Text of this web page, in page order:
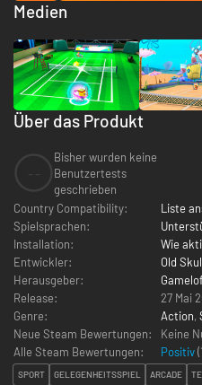
Über das Produkt
Bisher wurden keine
Benutzertests
geschrieben
Country Compatibility:
Liste
Spielsprachen:
Installation:
Wie
Entwickler:
Old
Herausgeber:
Release:
27 Mai
Genre:
Action,
Neue Steam Bewertungen:
Keine
Alle Steam Bewertungen:
Positiv(
SPORT GELEGENHEITSSPIEL ARCADE
Medien